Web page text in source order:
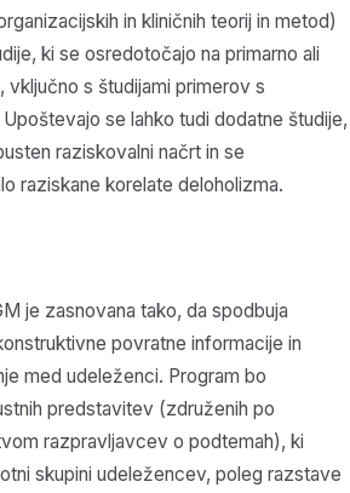
in kliničnih teorij in metod)
ki se osredotočajo na primarno ali
vključno s študijami primerov s
se lahko tudi dodatne študije,
raziskovalni načrt in se
raziskane korelate deloholizma.
je zasnovana tako, da spodbuja
povratne informacije in
med udeleženci. Program bo
predstavitev (združenih po
razpravljavcev o podtemah), ki
skupini udeležencev, poleg razstave